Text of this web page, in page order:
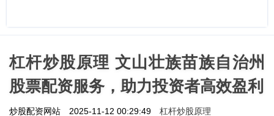
杠杆炒股原理 文山壮族苗族自治州
股票配资服务，助力投资者高效盈利
炒股配资网站 2025-11-12 00:29:49 杠杆炒股原理